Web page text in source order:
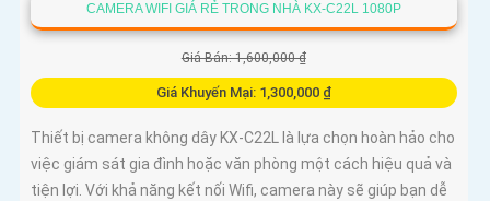
CAMERA WIFI GIÁ RẺ TRONG NHÀ KX-C22L 1080P
Giá Bán: 1,600,000 ₫
Giá Khuyến Mại: 1,300,000 ₫
Thiết bị camera không dây KX-C22L là lựa chọn hoàn hảo cho
việc giám sát gia đình hoặc văn phòng một cách hiệu quả và
tiện lợi. Với khả năng kết nối Wifi, camera này sẽ giúp bạn dễ